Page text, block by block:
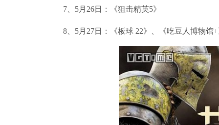
7、5月26日：《狙击精英5》
8、5月27日：《板球 22》、《吃豆人博物馆